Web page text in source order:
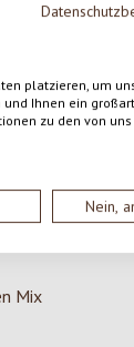
platzieren, um
Ihnen ein
zu den von
Nein,
anderen